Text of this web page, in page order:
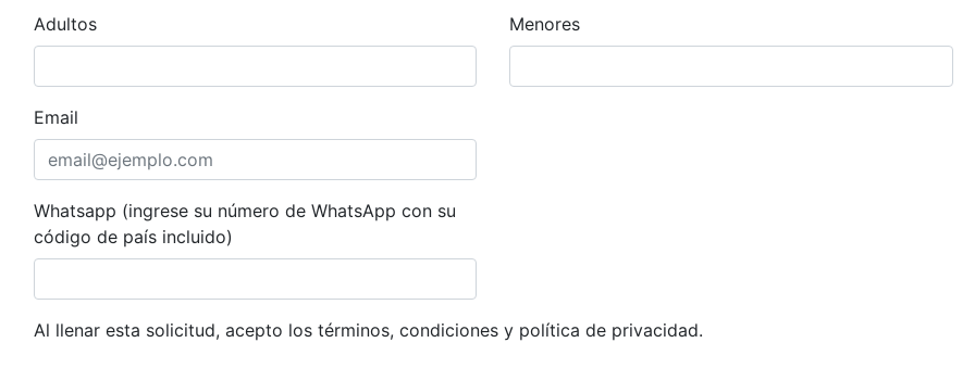
Adultos Menores
Email
Whatsapp (ingrese su número de WhatsApp con su
código de país incluido)
Al llenar esta solicitud, acepto los términos, condiciones y política de privacidad.